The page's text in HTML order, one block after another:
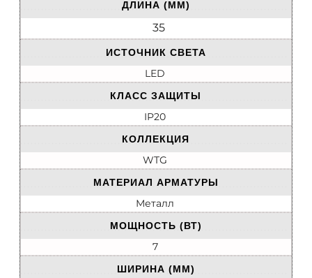
ДЛИНА (ММ)
35
ИСТОЧНИК СВЕТА
LED
КЛАСС ЗАЩИТЫ
IP20
КОЛЛЕКЦИЯ
WTG
МАТЕРИАЛ АРМАТУРЫ
Металл
МОЩНОСТЬ (ВТ)
7
ШИРИНА (ММ)